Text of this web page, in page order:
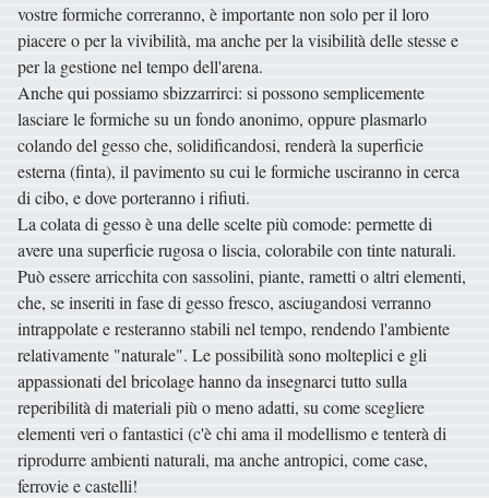
vostre formiche correranno, è importante non solo per il loro
piacere o per la vivibilità, ma anche per la visibilità delle stesse e
per la gestione nel tempo dell'arena.
Anche qui possiamo sbizzarrirci: si possono semplicemente
lasciare le formiche su un fondo anonimo, oppure plasmarlo
colando del gesso che, solidificandosi, renderà la superficie
esterna (finta), il pavimento su cui le formiche usciranno in cerca
di cibo, e dove porteranno i rifiuti.
La colata di gesso è una delle scelte più comode: permette di
avere una superficie rugosa o liscia, colorabile con tinte naturali.
Può essere arricchita con sassolini, piante, rametti o altri elementi,
che, se inseriti in fase di gesso fresco, asciugandosi verranno
intrappolate e resteranno stabili nel tempo, rendendo l'ambiente
relativamente "naturale". Le possibilità sono molteplici e gli
appassionati del bricolage hanno da insegnarci tutto sulla
reperibilità di materiali più o meno adatti, su come scegliere
elementi veri o fantastici (c'è chi ama il modellismo e tenterà di
riprodurre ambienti naturali, ma anche antropici, come case,
ferrovie e castelli!